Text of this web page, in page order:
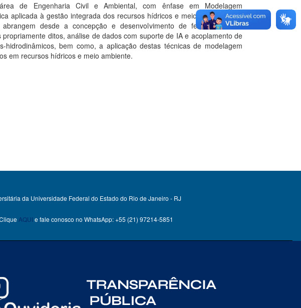
de Engenharia Civil e Ambiental, com ênfase em Modelagem
aplicada à gestão integrada dos recursos hídricos e meio ambiente. Os
desde a concepção e desenvolvimento de ferramentas de
ditos, análise de dados com suporte de IA e acoplamento de
hidrodinâmicos, bem como, a aplicação destas técnicas de modelagem
em recursos hídricos e meio ambiente.
da Universidade Federal do Estado do Rio de Janeiro - RJ
AQUI e fale conosco no WhatsApp: +55 (21) 97214-5851